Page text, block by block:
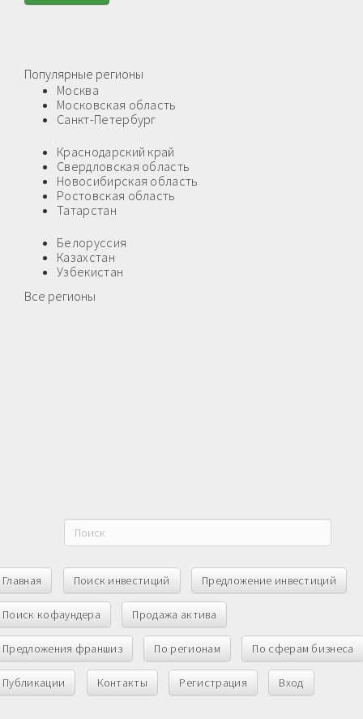
Популярные регионы
Москва
Московская область
Санкт-Петербург
Краснодарский край
Свердловская область
Новосибирская область
Ростовская область
Татарстан
Белоруссия
Казахстан
Узбекистан
Все регионы
Главная Поиск инвестиций Предложение инвестиций
Поиск кофаундера Продажа актива
Предложения франшиз По регионам По сферам бизнеса
Публикации Контакты Регистрация Вход